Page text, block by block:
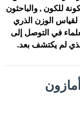
للكون , والباحثون
الوزن الذري
في التوصل إلى